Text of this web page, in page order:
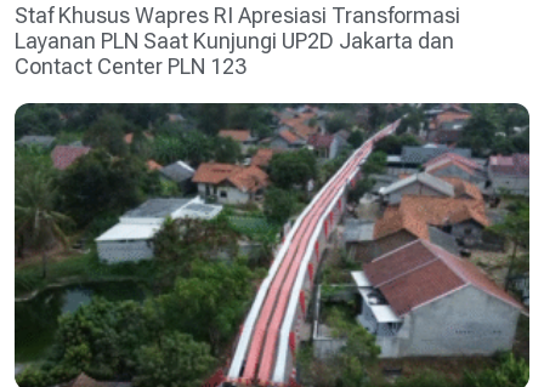
Staf Khusus Wapres RI Apresiasi Transformasi
Layanan PLN Saat Kunjungi UP2D Jakarta dan
Contact Center PLN 123